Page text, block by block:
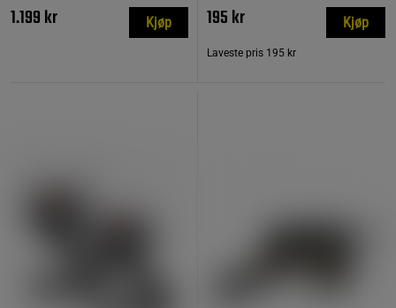
1.199 kr Kjøp 195 kr
Laveste pris 195 kr
Kjøp